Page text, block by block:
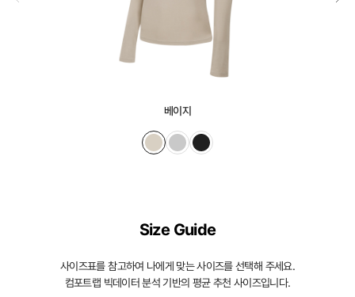
베이지
Size Guide
사이즈표를 참고하여 나에게 맞는 사이즈를 선택해 주세요.
컴포트랩 빅데이터 분석 기반의 평균 추천 사이즈입니다.